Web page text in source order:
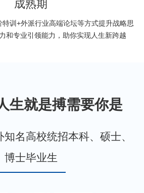
成熟期
+外派行业高端论坛等方式提升战略思
导力和专业引领能力，助你实现人生新跨越
生就是搏需要你是
名高校统招本科、硕士、
博士毕业生